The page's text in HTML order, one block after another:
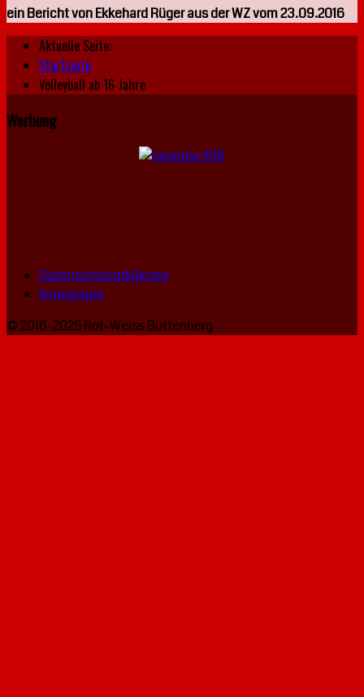
ein Bericht von Ekkehard Rüger aus der WZ vom 23.09.2016
Aktuelle Seite:
Startseite
Volleyball ab 16 Jahre
Werbung
Datenschutzerklärung
Impressum
© 2016-2025 Rot-Weiss Büttenberg